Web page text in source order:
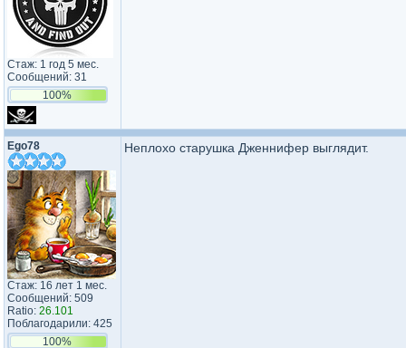
Стаж: 1 год 5 мес.
Сообщений: 31
100%
Ego78
Стаж: 16 лет 1 мес.
Сообщений: 509
Ratio: 26.101
Поблагодарили: 425
100%
Неплохо старушка Дженнифер выглядит.